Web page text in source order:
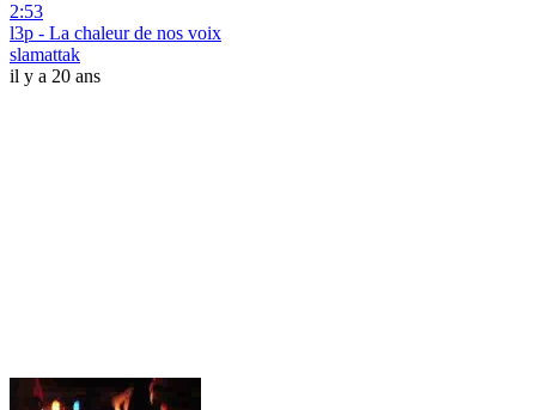
2:53
l3p - La chaleur de nos voix
slamattak
il y a 20 ans